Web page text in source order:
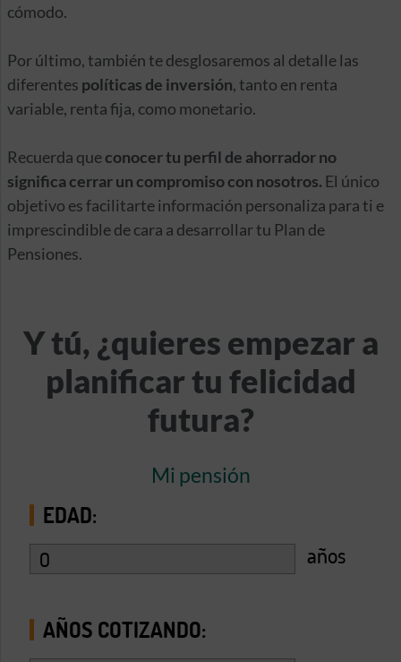
cómodo.
Por último, también te desglosaremos al detalle las
diferentes políticas de inversión, tanto en renta
variable, renta fija, como monetario.
Recuerda queconocer tu perfil de ahorrador no
significa cerrar un compromiso con nosotros. El único
objetivo es facilitarte información personaliza para ti e
imprescindible de cara a desarrollar tu Plan de
Pensiones.
Y tú, ¿quieres empezar a
planificar tu felicidad
futura?
Mi pensión